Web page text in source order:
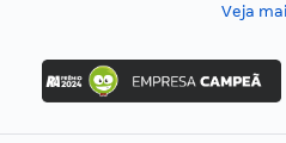
Concurso Nacional Unificado
Concurso Ibama
Concurso MPU
Editais publicados
Veja